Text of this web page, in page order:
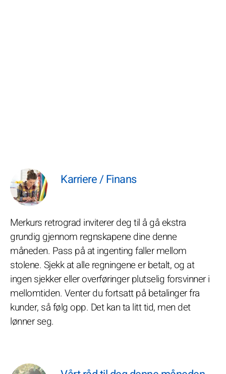
Karriere / Finans
Merkurs retrograd inviterer deg til å gå ekstra
grundig gjennom regnskapene dine denne
måneden. Pass på at ingenting faller mellom
stolene. Sjekk at alle regningene er betalt, og at
ingen sjekker eller overføringer plutselig forsvinner i
mellomtiden. Venter du fortsatt på betalinger fra
kunder, så følg opp. Det kan ta litt tid, men det
lønner seg.